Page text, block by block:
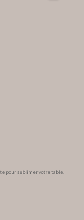
pour sublimer votre table.